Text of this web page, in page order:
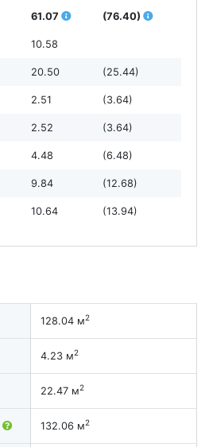
61.07 (76.40)
10.58
20.50 (25.44)
2.51 (3.64)
2.52 (3.64)
4.48 (6.48)
9.84 (12.68)
10.64 (13.94)
128.04 м2
4.23 м2
22.47 м2
132.06 м2